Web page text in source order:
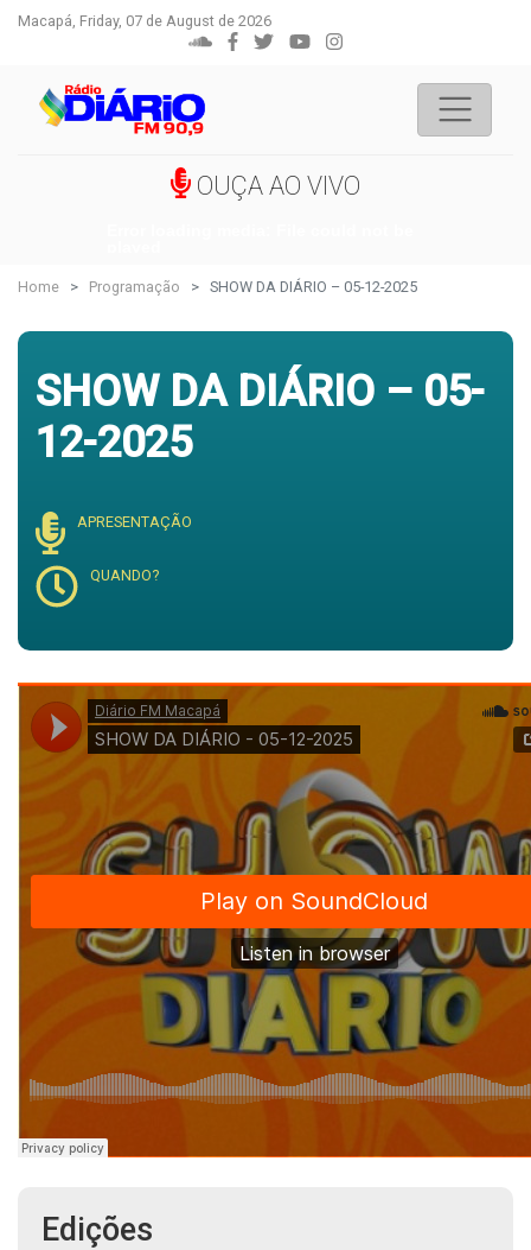
Macapá, Friday, 07 de August de 2026
OUÇA AO VIVO
Home Programação SHOW DA DIÁRIO – 05-12-2025
SHOW DA DIÁRIO – 05-
12-2025
APRESENTAÇÃO
QUANDO?
Edições